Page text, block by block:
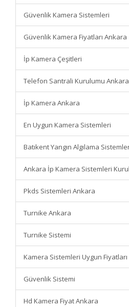
Güvenlik Kamera Sistemleri
Güvenlik Kamera Fiyatları Ankara
İp Kamera Çeşitleri
Telefon Santrali Kurulumu Ankara
İp Kamera Ankara
En Uygun Kamera Sistemleri
Batıkent Yangın Algılama
Ankara İp Kamera Sistemleri
Pkds Sistemleri Ankara
Turnike Ankara
Turnike Sistemi
Kamera Sistemleri Uygun Fiyatları
Güvenlik Sistemi
Hd Kamera Fiyat Ankara